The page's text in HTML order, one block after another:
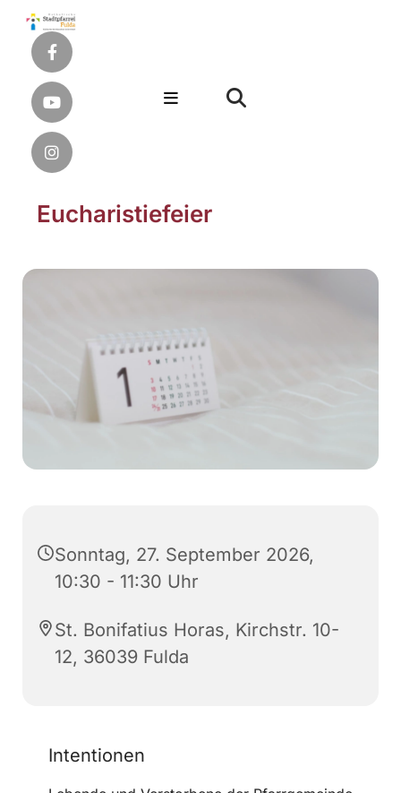
Eucharistiefeier
Sonntag, 27. September 2026,
10:30 - 11:30 Uhr
St. Bonifatius Horas, Kirchstr. 10-
12, 36039 Fulda
Intentionen